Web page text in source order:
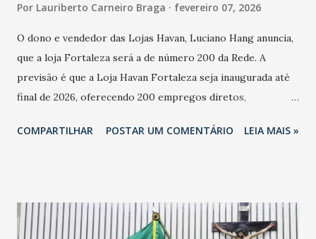
Por Lauriberto Carneiro Braga fevereiro 07, 2026
O dono e vendedor das Lojas Havan, Luciano Hang anuncia,
que a loja Fortaleza será a de número 200 da Rede. A
previsão é que a Loja Havan Fortaleza seja inaugurada até
final de 2026, oferecendo 200 empregos diretos,
Havan Fortaleza ainda não foi anunciada oficialmente, mas
COMPARTILHAR POSTAR UM COMENTÁRIO LEIA MAIS »